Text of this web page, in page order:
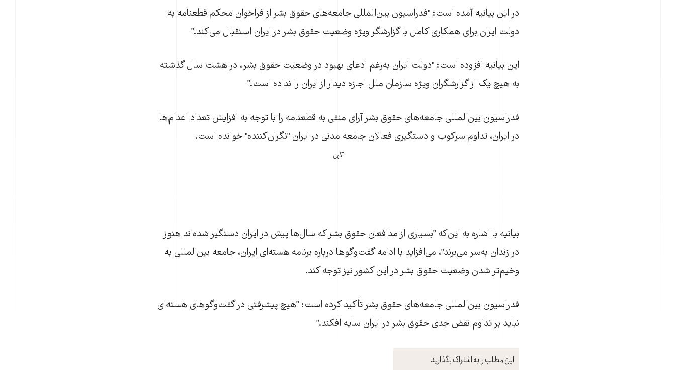
این مطلب را به اشتراک بگذارید
در اين بيانيه آمده است: "فدراسيون بين‌المللی جامعه‌های حقوق بشر از فراخوان محکم قطعنامه به
دولت ايران برای همکاری کامل با گزارشگر ويژه وضعيت حقوق بشر در ايران استقبال می‌کند."
اين بيانيه افزوده است: "دولت ايران به‌رغم ادعای بهبود در وضعيت حقوق بشر، در هشت سال گذشته
به هيچ يک از گزارشگران ويژه سازمان ملل اجازه ديدار از ايران را نداده است."
فدراسيون بين‌المللی جامعه‌های حقوق بشر آرای منفی به قطعنامه را با توجه به افزايش تعداد اعدام‌ها
در ايران، تداوم سرکوب و دستگيری فعالان جامعه مدنی در ايران "نگران‌کننده" خوانده است.
آگهی
بيانيه با اشاره به اين‌که "بسياری از مدافعان حقوق بشر که سال‌ها پيش در ايران دستگير شده‌اند هنوز
در زندان به‌سر می‌برند"، می‌افزايد با ادامه گفت‌وگوها درباره برنامه هسته‌ای ايران، جامعه بين‌المللی به
وخيم‌تر شدن وضعيت حقوق بشر در اين کشور نيز توجه کند.
فدراسيون بين‌المللی جامعه‌های حقوق بشر تأکيد کرده است: "هيچ پيشرفتی در گفت‌وگوهای هسته‌ای
نبايد بر تداوم نقض جدی حقوق بشر در ايران سايه افکند."